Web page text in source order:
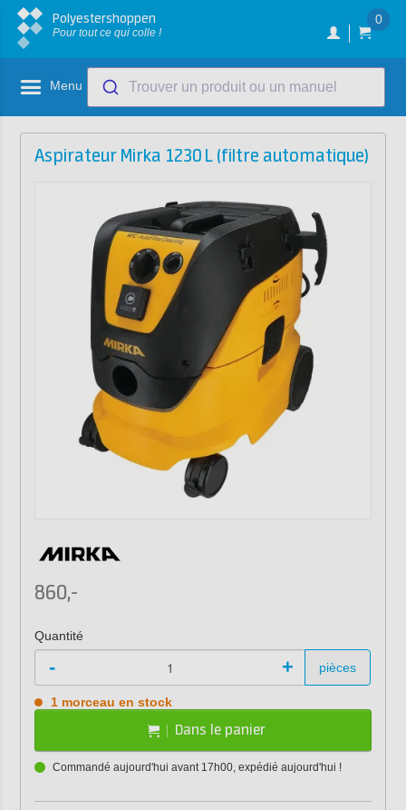
Polyestershoppen
Pour tout ce qui colle !
0
Menu Trouver un produit ou un manuel
Aspirateur Mirka 1230 L (filtre automatique)
860,-
Quantité
- + pièces
1 morceau en stock
Dans le panier
Commandé aujourd'hui avant 17h00, expédié aujourd'hui !